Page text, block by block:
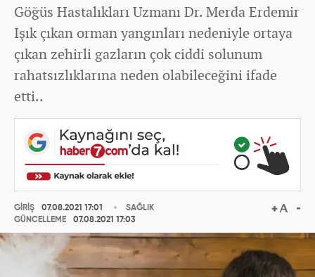
Göğüs Hastalıkları Uzmanı Dr. Merda Erdemir
Işık çıkan orman yangınları nedeniyle ortaya
çıkan zehirli gazların çok ciddi solunum
rahatsızlıklarına neden olabileceğini ifade
etti..
GİRİŞ
07.08.2021 17:01
GÜNCELLEME
07.08.2021 17:03
SAĞLIK